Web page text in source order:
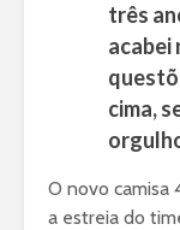
três
acabei
cima,
O novo camisa
a estreia do